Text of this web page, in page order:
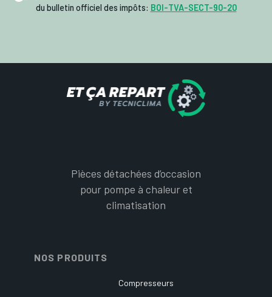
du bulletin officiel des impôts: BOI-TVA-SECT-90-20
Pièces détachées d’occasion
pour pompe à chaleur et
climatisation
NOS PRODUITS
Compresseurs